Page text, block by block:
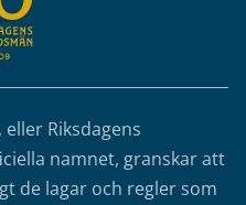
Riksdagens
namnet, granskar att
de lagar och regler som